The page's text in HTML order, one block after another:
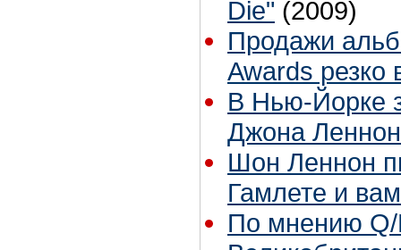
Die" (2009)
Продажи
Awards резко
В Нью-Йорке
Джона
Шон Леннон
Гамлете и
По мнению